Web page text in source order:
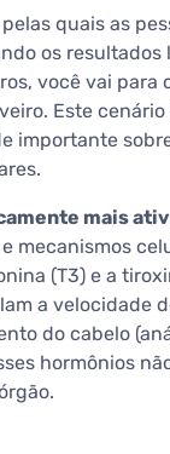
quais as
os
você vai para
Este
importante
mais
mecanismos
(T3) e a
a velocidade
do cabelo
hormônios